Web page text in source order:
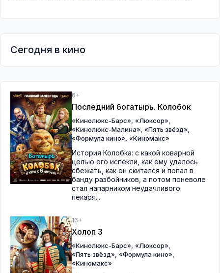
Сегодня в кино
6+
Последний богатырь. Колобок
«Кинолюкс-Барс», «Люксор»,
«Кинолюкс-Малина», «Пять звёзд»,
«Формула кино», «Киномакс»
История Колобка: с какой коварной
целью его испекли, как ему удалось
сбежать, как он скитался и попал в
банду разбойников, а потом поневоле
стал напарником неудачливого
пекаря...
16+
Холоп 3
«Кинолюкс-Барс», «Люксор»,
«Пять звёзд», «Формула кино»,
«Киномакс»